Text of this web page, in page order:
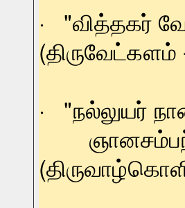
·
(திருவேட்களம்
· "நல்லுயர்